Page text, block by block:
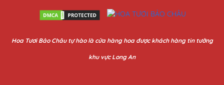
Hoa Tươi Bảo Châutự hào là cửa hàng hoa được khách hàng tin tưởng
khu vực Long An